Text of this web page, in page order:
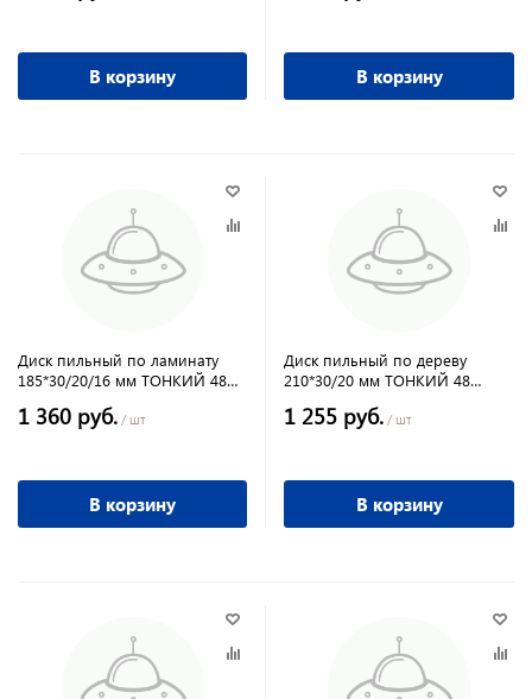
В корзину В корзину
Диск пильный по ламинату
185*30/20/16 мм ТОНКИЙ 48
ПРАКТИКА
1 360 руб. / шт
В корзину
Диск пильный по дереву
210*30/20 мм ТОНКИЙ 48
ПРАКТИКА
1 255 руб. / шт
В корзину